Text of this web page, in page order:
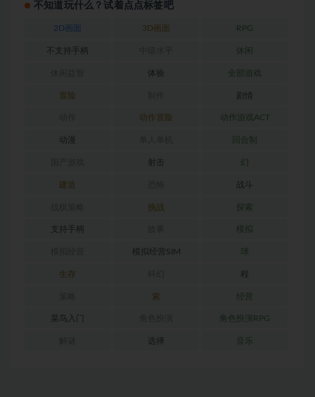
不知道玩什么？试着点点标签吧
2D画面 3D画面 RPG
不支持手柄 休闲
体验 全部游戏
冒险 剧情
动作冒险 动作游戏ACT
动漫 回合制
射击 幻
建造 战斗
挑战 探索
支持手柄 模拟
模拟经营SIM 球
生存 程
索 经营
菜鸟入门 角色扮演RPG
选择 音乐